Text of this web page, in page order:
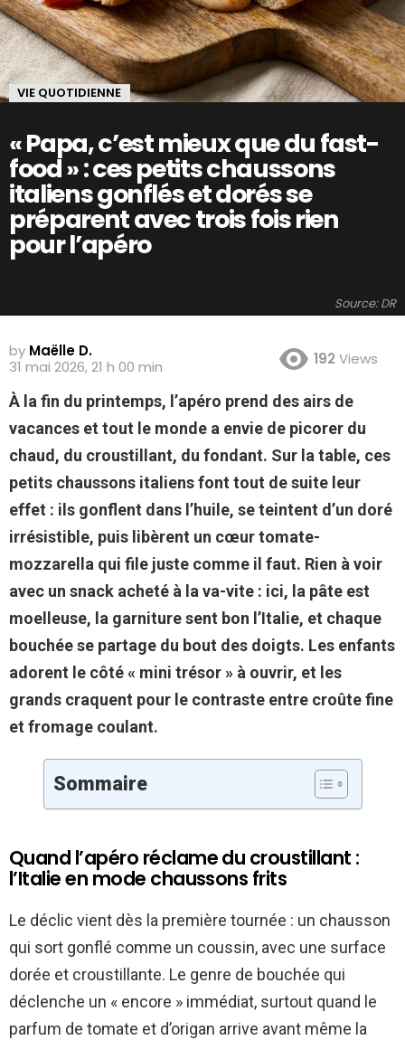
VIE QUOTIDIENNE
« Papa, c’est mieux que du fast-
food » : ces petits chaussons
italiens gonflés et dorés se
préparent avec trois fois rien
pour l’apéro
Source: DR
by Maëlle D.
31 mai 2026, 21 h 00 min
192 Views
À la fin du printemps, l’apéro prend des airs de
vacances et tout le monde a envie de picorer du
chaud, du croustillant, du fondant. Sur la table, ces
petits chaussons italiens font tout de suite leur
effet : ils gonflent dans l’huile, se teintent d’un doré
irrésistible, puis libèrent un cœur tomate-
mozzarella qui file juste comme il faut. Rien à voir
avec un snack acheté à la va-vite : ici, la pâte est
moelleuse, la garniture sent bon l’Italie, et chaque
bouchée se partage du bout des doigts. Les enfants
adorent le côté « mini trésor » à ouvrir, et les
grands craquent pour le contraste entre croûte fine
et fromage coulant.
Sommaire
Quand l’apéro réclame du croustillant :
l’Italie en mode chaussons frits
Le déclic vient dès la première tournée : un chausson
qui sort gonflé comme un coussin, avec une surface
dorée et croustillante. Le genre de bouchée qui
déclenche un « encore » immédiat, surtout quand le
parfum de tomate et d’origan arrive avant même la